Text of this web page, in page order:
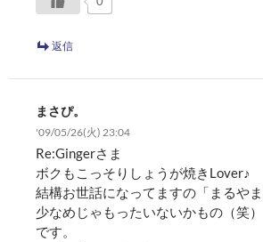
返信
まさぴ。
'09/05/26(火) 23:04
Re:Gingerさま
ボクもこっそりしょうが焼きLover♪
結構お世話になってますの「まるやま
少なめじゃもったいないかもの（笑
です。